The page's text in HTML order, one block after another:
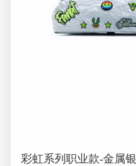
彩虹系列职业款-金属银